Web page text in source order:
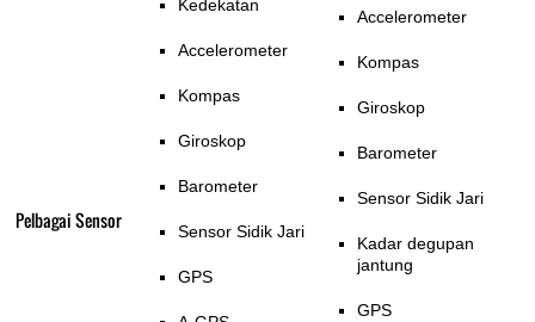
Pelbagai Sensor
Kedekatan
Accelerometer
Kompas
Giroskop
Barometer
Sensor Sidik Jari
GPS
Accelerometer
Kompas
Giroskop
Barometer
Sensor Sidik Jari
Kadar degupan
jantung
GPS